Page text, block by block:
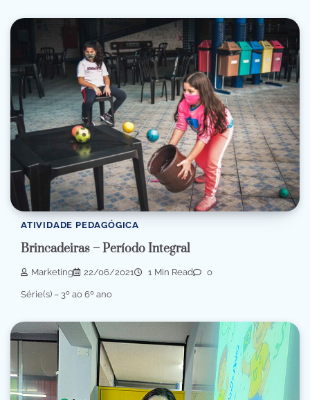
ATIVIDADE PEDAGÓGICA
Brincadeiras – Período Integral
Marketing 22/06/2021 1 Min Read 0
Série(s) – 3º ao 6º ano